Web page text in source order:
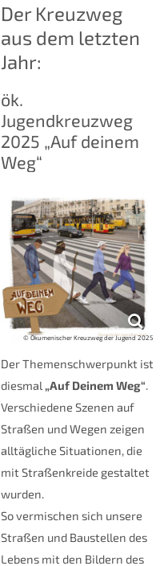
Der Kreuzweg
aus dem letzten
Jahr:
ök.
Jugendkreuzweg
2025 „Auf deinem
Weg“
© Ökumenischer Kreuzweg der Jugend 2025
Der Themenschwerpunkt ist
diesmal „Auf Deinem Weg“.
Verschiedene Szenen auf
Straßen und Wegen zeigen
alltägliche Situationen, die
mit Straßenkreide gestaltet
wurden.
So vermischen sich unsere
Straßen und Baustellen des
Lebens mit den Bildern des